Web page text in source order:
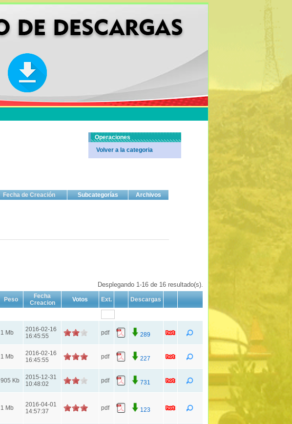
Fecha de Creación Subcategorías Archivos
Desplegando 1-16 de 16 resultado(s).
Peso
Fecha
Creacion
Votos Ext. Descargas
1 Mb
2016-02-16
16:45:55
pdf 289
1 Mb
2016-02-16
16:45:55
pdf 227
905 Kb
2015-12-31
10:48:02
pdf 731
1 Mb
2016-04-01
14:57:37
pdf 123
Operaciones
Volver a la categoria